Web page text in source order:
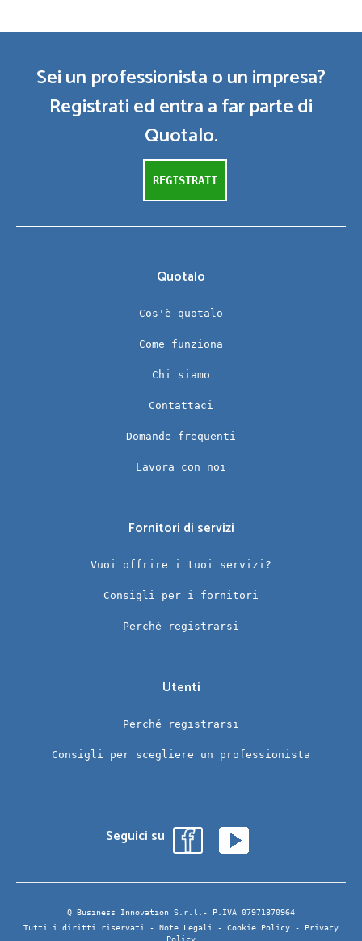
Sei un professionista o un impresa?
Registrati ed entra a far parte di
Quotalo.
REGISTRATI
Quotalo
Cos'è quotalo
Come funziona
Chi siamo
Contattaci
Domande frequenti
Lavora con noi
Fornitori di servizi
Vuoi offrire i tuoi servizi?
Consigli per i fornitori
Perché registrarsi
Utenti
Perché registrarsi
Consigli per scegliere un professionista
Seguici su
Q Business Innovation S.r.l.- P.IVA 07971870964
Tutti i diritti riservati - Note Legali - Cookie Policy -
Privacy